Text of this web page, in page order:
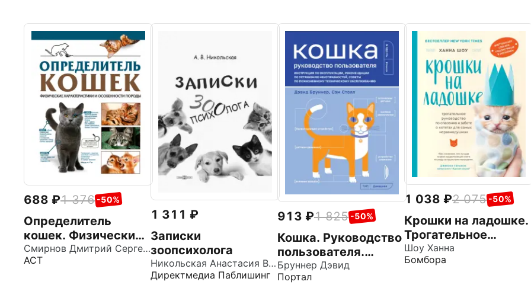
688 1 376 -50%
Определитель
кошек. Физические
характеристики и
особенности породы
Смирнов Дмитрий Сергеевич
АСТ
1 311
Записки
зоопсихолога
Никольская Анастасия Всеволодовна
Директмедиа Паблишинг
913 1 825 -50%
Кошка. Руководство
пользователя.
Инструкция по
эксплуатации,
Бруннер Дэвид
Портал
1 038 2 075 -50%
Крошки на ладошке.
Трогательное
руководство по
спасению и заботе о
Шоу Ханна
Бомбора